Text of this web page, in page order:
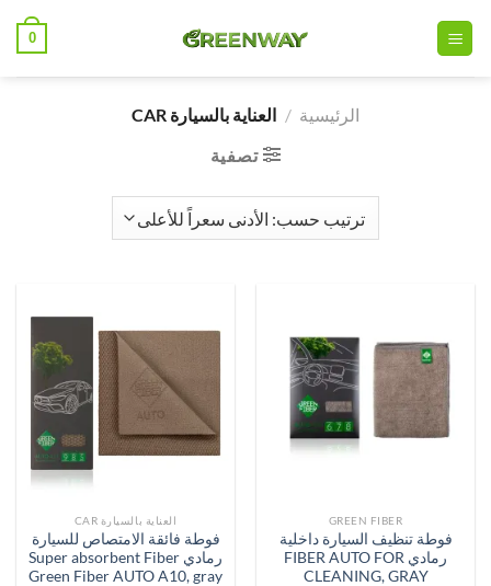
للمحتوى
0
الرئيسية / العناية بالسيارة CAR
تصفية
GREEN FIBER
فوطة تنظيف السيارة داخلية
رمادي FIBER AUTO FOR
CLEANING, GRAY
العناية بالسيارة CAR
فوطة فائقة الامتصاص للسيارة
رمادي Super absorbent Fiber
Green Fiber AUTO A10, gray